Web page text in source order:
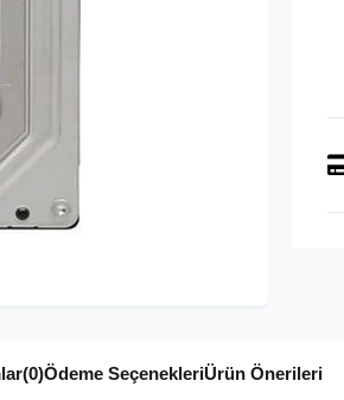
(0)Ödeme SeçenekleriÜrün Önerileri